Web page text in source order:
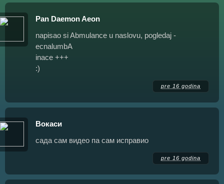
Pan Daemon Aeon
napisao si Abmulance u naslovu, pogledaj -
ecnalumbA
inace +++
:)
pre 16 godina
Вокаси
сада сам видео па сам исправио
pre 16 godina